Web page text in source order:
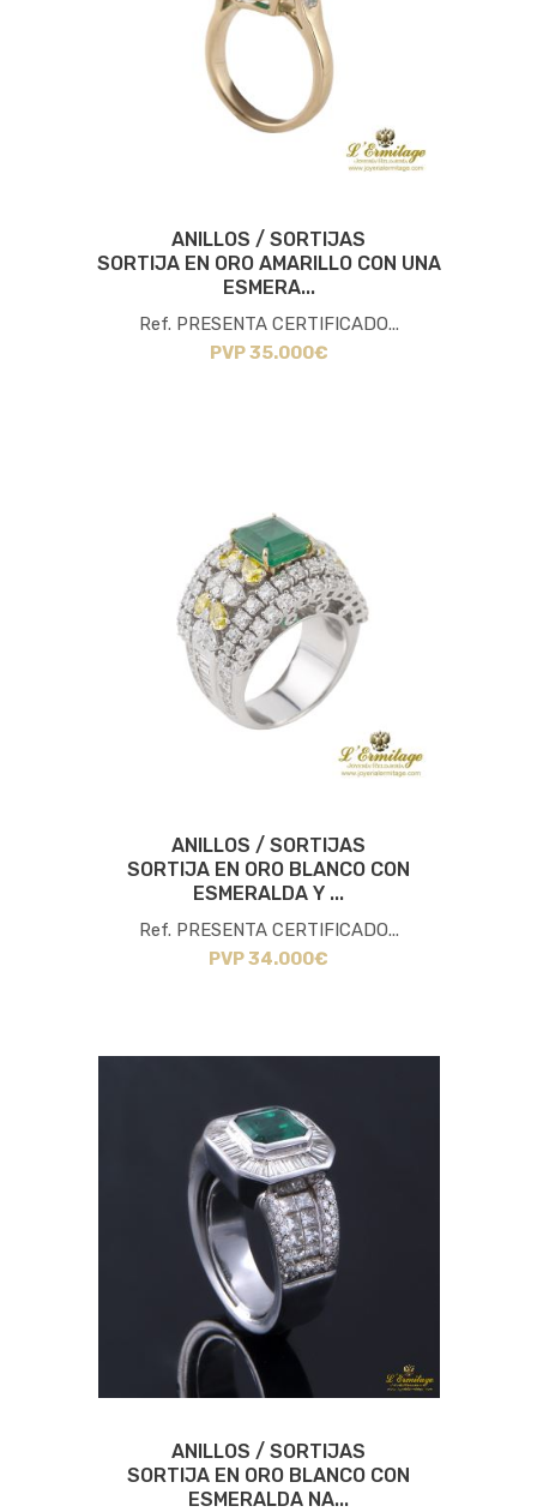
ANILLOS / SORTIJAS
SORTIJA EN ORO AMARILLO CON UNA
ESMERA...
Ref. PRESENTA CERTIFICADO...
PVP 35.000€
ANILLOS / SORTIJAS
SORTIJA EN ORO BLANCO CON
ESMERALDA Y ...
Ref. PRESENTA CERTIFICADO...
PVP 34.000€
ANILLOS / SORTIJAS
SORTIJA EN ORO BLANCO CON
ESMERALDA NA...